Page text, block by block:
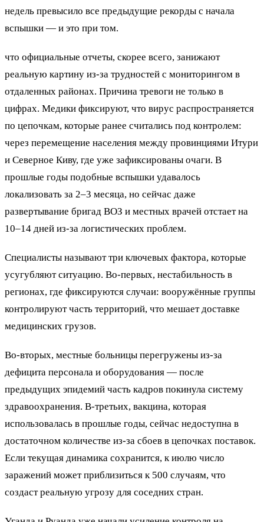
недель превысило все предыдущие рекорды с начала
вспышки — и это при том.
что официальные отчеты, скорее всего, занижают
реальную картину из-за трудностей с мониторингом в
отдаленных районах. Причина тревоги не только в
цифрах. Медики фиксируют, что вирус распространяется
по цепочкам, которые ранее считались под контролем:
через перемещение населения между провинциями Итури
и Северное Киву, где уже зафиксированы очаги. В
прошлые годы подобные вспышки удавалось
локализовать за 2–3 месяца, но сейчас даже
развертывание бригад ВОЗ и местных врачей отстает на
10–14 дней из-за логистических проблем.
Специалисты называют три ключевых фактора, которые
усугубляют ситуацию. Во-первых, нестабильность в
регионах, где фиксируются случаи: вооружённые группы
контролируют часть территорий, что мешает доставке
медицинских грузов.
Во-вторых, местные больницы перегружены из-за
дефицита персонала и оборудования — после
предыдущих эпидемий часть кадров покинула систему
здравоохранения. В-третьих, вакцина, которая
использовалась в прошлые годы, сейчас недоступна в
достаточном количестве из-за сбоев в цепочках поставок.
Если текущая динамика сохранится, к июлю число
заражений может приблизиться к 500 случаям, что
создаст реальную угрозу для соседних стран.